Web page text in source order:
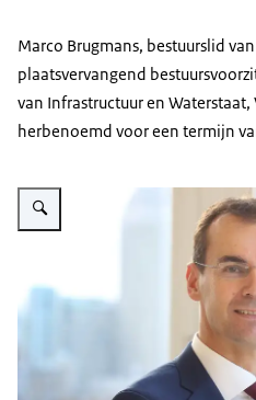
Marco Brugmans, bestuurslid van
plaatsvervangend
van Infrastructuur en
herbenoemd voor een termijn
Vergroot afbeelding Portretfoto van